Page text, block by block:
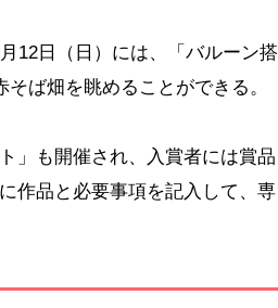
12日（日）には、「バルーン搭
ば畑を眺めることができる。
」も開催され、入賞者には賞品
作品と必要事項を記入して、専